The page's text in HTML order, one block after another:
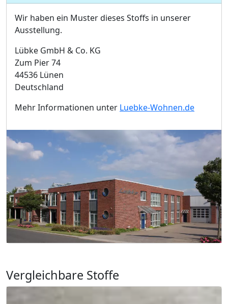
Wir haben ein Muster dieses Stoffs in unserer
Ausstellung.
Lübke GmbH & Co. KG
Zum Pier 74
44536 Lünen
Deutschland
Mehr Informationen unter Luebke-Wohnen.de
Vergleichbare Stoffe